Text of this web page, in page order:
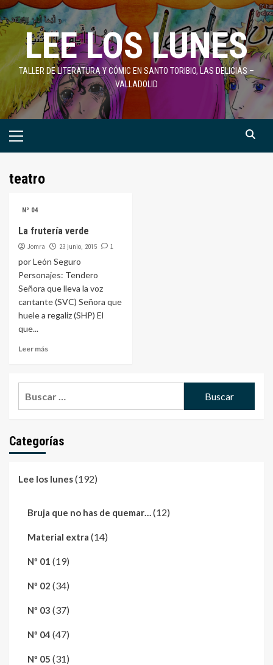
Saltar
al
contenidoLEE LOS LUNES
TALLER DE LITERATURA Y CÓMIC EN SANTO TORIBIO, LAS DELICIAS –
VALLADOLID
Menú
teatro
Nº 04
La frutería verde
Jomra 23 junio, 2015 1
por León Seguro
Personajes: Tendero
Señora que lleva la voz
cantante (SVC) Señora que
huele a regaliz (SHP) El
que...
Leer más
Categorías
Lee los lunes(192)
Bruja que no has de quemar…(12)
Material extra (14)
Nº 01 (19)
Nº 02 (34)
Nº 03 (37)
Nº 04 (47)
Nº 05 (31)